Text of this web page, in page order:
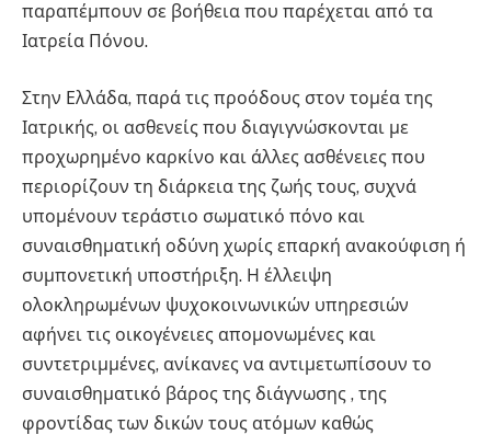
παραπέμπουν σε βοήθεια που παρέχεται από τα
Ιατρεία Πόνου.
Στην Ελλάδα, παρά τις προόδους στον τομέα της
Ιατρικής, οι ασθενείς που διαγιγνώσκονται με
προχωρημένο καρκίνο και άλλες ασθένειες που
περιορίζουν τη διάρκεια της ζωής τους, συχνά
υπομένουν τεράστιο σωματικό πόνο και
συναισθηματική οδύνη χωρίς επαρκή ανακούφιση ή
συμπονετική υποστήριξη. Η έλλειψη
ολοκληρωμένων ψυχοκοινωνικών υπηρεσιών
αφήνει τις οικογένειες απομονωμένες και
συντετριμμένες, ανίκανες να αντιμετωπίσουν το
συναισθηματικό βάρος της διάγνωσης , της
φροντίδας των δικών τους ατόμων καθώς